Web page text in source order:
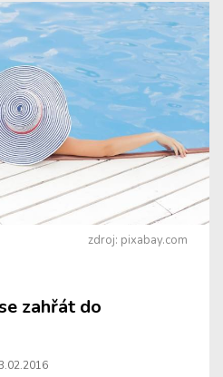
zdroj: pixabay.com
zahřát do